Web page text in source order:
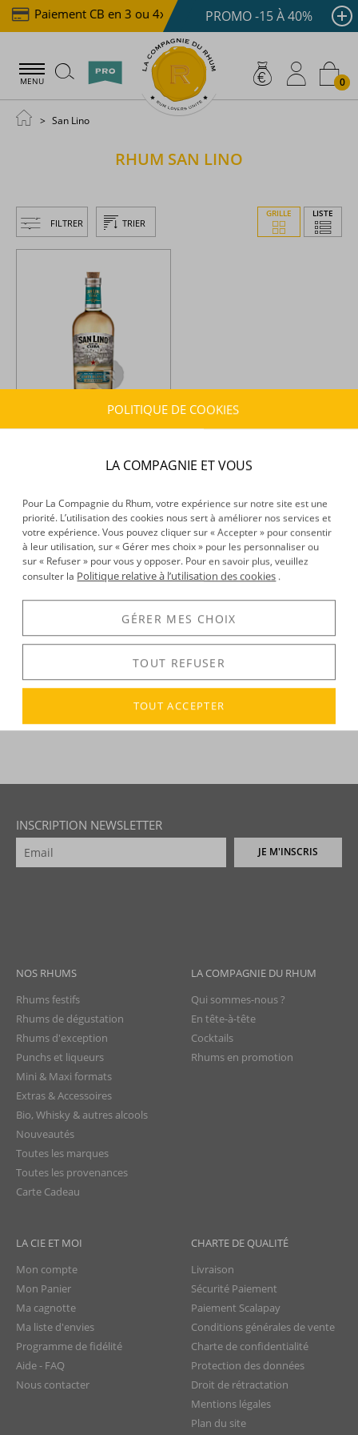
Paiement CB en 3 ou 4x dès 100 € Livraison
PROMO -15 À 40%
MENU 0
San Lino
RHUM SAN LINO
FILTRER TRIER
GRILLE LISTE
San Lino -Rhum blanc - Ron
Vous avez vu1article(s) sur 1
LIVRAISON
FRAIS DE PORT
dès 150 € d’achat
PAIEMENT 100%
INSCRIPTION NEWSLETTER
JE M'INSCRIS
NOS RHUMS
Rhums festifs
Rhums de dégustation
Rhums d'exception
Punchs et liqueurs
Mini & Maxi formats
Extras & Accessoires
Bio, Whisky & autres alcools
Nouveautés
Toutes les marques
Toutes les provenances
Carte Cadeau
LA COMPAGNIE DU RHUM
Qui sommes-nous ?
En tête-à-tête
Cocktails
Rhums en promotion
LA CIE ET MOI
Mon compte
Mon Panier
Ma cagnotte
Ma liste d'envies
Programme de fidélité
Aide - FAQ
Nous contacter
CHARTE DE QUALITÉ
Livraison
Sécurité Paiement
Paiement Scalapay
Conditions générales de vente
Charte de confidentialité
Protection des données
Droit de rétractation
Mentions légales
Plan du site
POLITIQUE DE COOKIES
LA COMPAGNIE ET VOUS
Pour La Compagnie du Rhum, votre expérience sur notre site est une
priorité. L’utilisation des cookies nous sert à améliorer nos services et
votre expérience. Vous pouvez cliquer sur « Accepter » pour consentir
à leur utilisation, sur « Gérer mes choix » pour les personnaliser ou
sur « Refuser » pour vous y opposer. Pour en savoir plus, veuillez
consulter la Politique relative à l’utilisation des cookies .
GÉRER MES CHOIX
TOUT REFUSER
TOUT ACCEPTER